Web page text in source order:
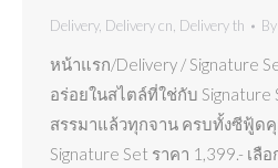
Delivery, Delivery cn Delivery th By
หน้าแรก/Delivery / Signature
อร่อยในสไตล์ที่ใช่กับ
สรรมาแล้วทุกจาน ครบทั้งซีฟู้ด
Signature Set ราคา 1,399.- เลื